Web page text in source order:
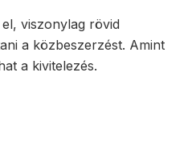
viszonylag rövid
a közbeszerzést. Amint
a kivitelezés.